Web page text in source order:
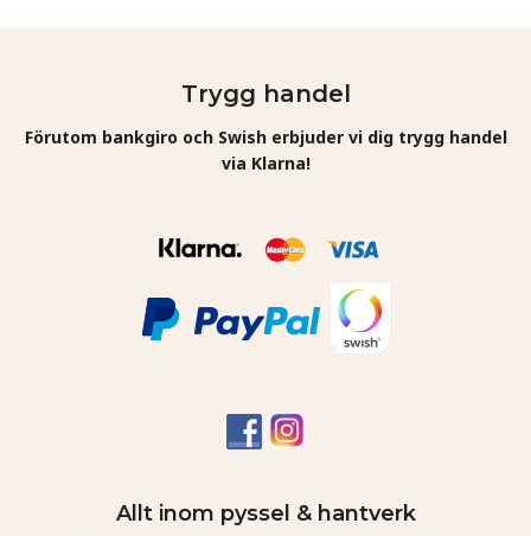
Trygg handel
Förutom bankgiro och Swish erbjuder vi dig trygg handel
via Klarna!
Allt inom pyssel & hantverk